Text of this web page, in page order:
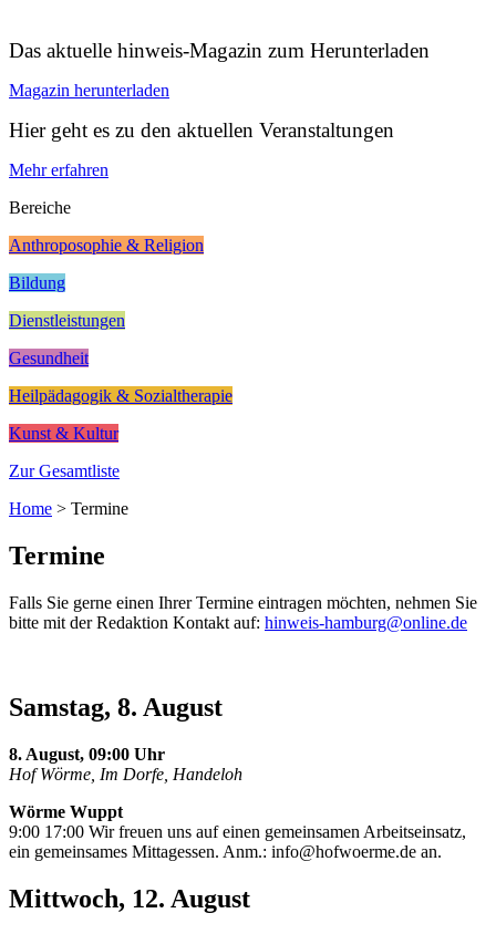
Das aktuelle hinweis-Magazin zum Herunterladen
Magazin herunterladen
Hier geht es zu den aktuellen Veranstaltungen
Mehr erfahren
Bereiche
Anthroposophie & Religion
Bildung
Dienstleistungen
Gesundheit
Heilpädagogik & Sozialtherapie
Kunst & Kultur
Zur Gesamtliste
Home > Termine
Termine
Falls Sie gerne einen Ihrer Termine eintragen möchten, nehmen Sie
bitte mit der Redaktion Kontakt auf: hinweis-hamburg@online.de
Samstag, 8. August
8. August, 09:00 Uhr
Hof Wörme, Im Dorfe, Handeloh
Wörme Wuppt
9:00 17:00 Wir freuen uns auf einen gemeinsamen Arbeitseinsatz,
ein gemeinsames Mittagessen. Anm.: info@hofwoerme.de an.
Mittwoch, 12. August